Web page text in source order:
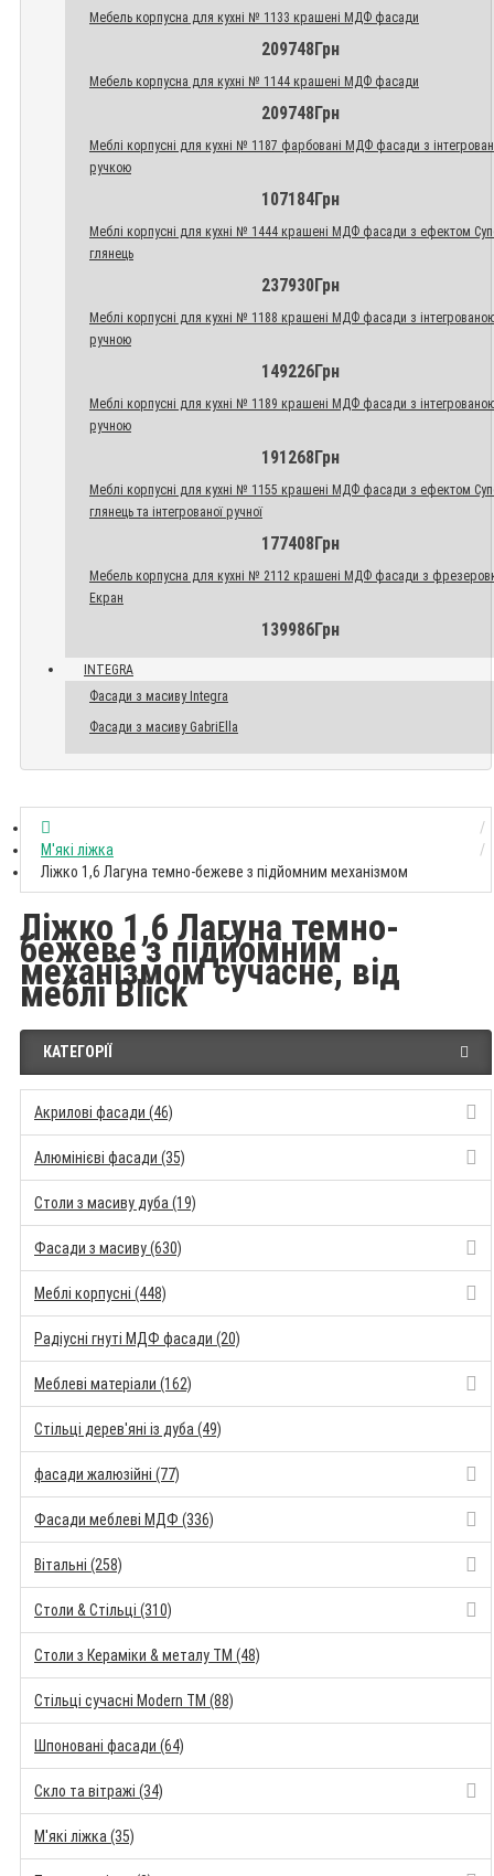
Мебель корпусна для кухні № 1133 крашені МДФ фасади
209748Грн
Мебель корпусна для кухні № 1144 крашені МДФ фасади
209748Грн
Меблі корпусні для кухні № 1187 фарбовані МДФ фасади з
ручкою
107184Грн
Меблі корпусні для кухні № 1444 крашені МДФ фасади з ефектом
глянець
237930Грн
Меблі корпусні для кухні № 1188 крашені МДФ фасади з
ручною
149226Грн
Меблі корпусні для кухні № 1189 крашені МДФ фасади з
ручною
191268Грн
Меблі корпусні для кухні № 1155 крашені МДФ фасади з ефектом
глянець та інтегрованої ручної
177408Грн
Мебель корпусна для кухні № 2112 крашені МДФ фасади з
Екран
139986Грн
INTEGRA
Фасади з масиву Integra
Фасади з масиву GabriElla
М'які ліжка
Ліжко 1,6 Лагуна темно-бежеве з підйомним механізмом
Ліжко 1,6 Лагуна темно-
бежеве з підйомним
механізмом сучасне, від
меблі Blick
КАТЕГОРІЇ
Акрилові фасади (46)
Алюмінієві фасади (35)
Столи з масиву дуба (19)
Фасади з масиву (630)
Меблі корпусні (448)
Радіусні гнуті МДФ фасади (20)
Меблеві матеріали (162)
Стільці дерев'яні із дуба (49)
фасади жалюзійні (77)
Фасади меблеві МДФ (336)
Вітальні (258)
Столи & Стільці (310)
Столи з Кераміки & металу TM (48)
Стільці сучасні Modern TM (88)
Шпоновані фасади (64)
Скло та вітражі (34)
М'які ліжка (35)